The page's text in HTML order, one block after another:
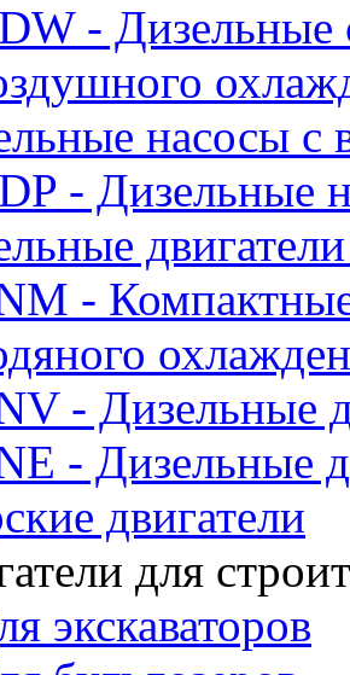
- Дизельные
насосы
- Дизельные
-
- Дизельные
- Дизельные
двигатели
для
экскаваторов